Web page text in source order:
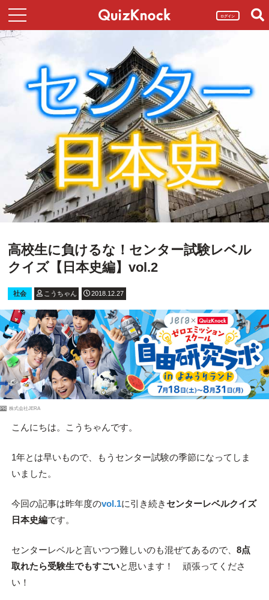
ログイン
高校生に負けるな！センター試験レベル
クイズ【日本史編】vol.2
社会 こうちゃん 2018.12.27
PR 株式会社JERA
こんにちは。こうちゃんです。
1年とは早いもので、もうセンター試験の季節になってしま
いました。
今回の記事は昨年度のvol.1に引き続き センターレベルクイズ
日本史編です。
センターレベルと言いつつ難しいのも混ぜてあるので、 8点
取れたら受験生でもすごいと思います！ 頑張ってくださ
い！